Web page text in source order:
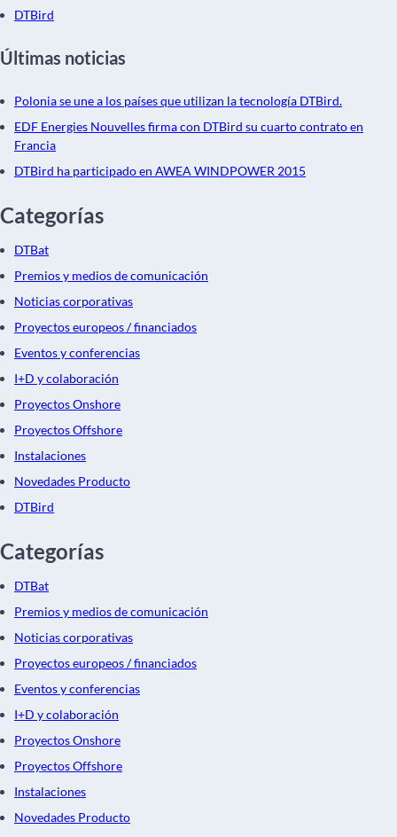
DTBird
Últimas noticias
Polonia se une a los países que utilizan la tecnología DTBird.
EDF Energies Nouvelles firma con DTBird su cuarto contrato en
Francia
DTBird ha participado en AWEA WINDPOWER 2015
Categorías
DTBat
Premios y medios de comunicación
Noticias corporativas
Proyectos europeos / financiados
Eventos y conferencias
I+D y colaboración
Proyectos Onshore
Proyectos Offshore
Instalaciones
Novedades Producto
DTBird
Categorías
DTBat
Premios y medios de comunicación
Noticias corporativas
Proyectos europeos / financiados
Eventos y conferencias
I+D y colaboración
Proyectos Onshore
Proyectos Offshore
Instalaciones
Novedades Producto